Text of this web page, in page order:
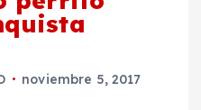
noviembre 5, 2017